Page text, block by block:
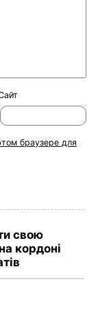
браузере для
свою
кордоні